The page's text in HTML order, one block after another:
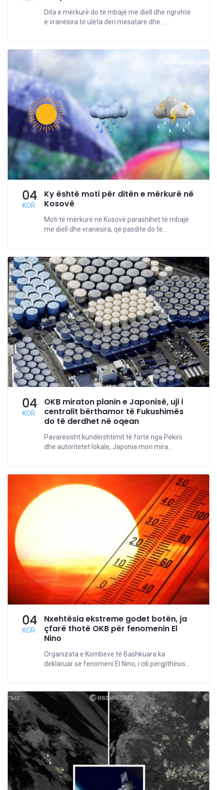
Dita e mërkurë do të mbajë me diell dhe ngrohtë
e vranësira të ulëta deri mesatare dhe...
04
KOR
Ky është moti për ditën e mërkurë në
Kosovë
Moti të mërkurë në Kosovë parashihet të mbajë
me diell dhe vranësira, që pasdite do të...
04
KOR
OKB miraton planin e Japonisë, uji i
centralit bërthamor të Fukushimës
do të derdhet në oqean
Pavarësisht kundërshtimit të fortë nga Pekini
dhe autoritetet lokale, Japonia mori mira...
04
KOR
Nxehtësia ekstreme godet botën, ja
çfarë thotë OKB për fenomenin El
Nino
Organizata e Kombeve të Bashkuara ka
deklaruar se fenomeni El Nino, i cili përgjithësis...